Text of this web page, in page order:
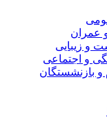
عمران
و زیبایی
و اجتماعی
بازنشستگان